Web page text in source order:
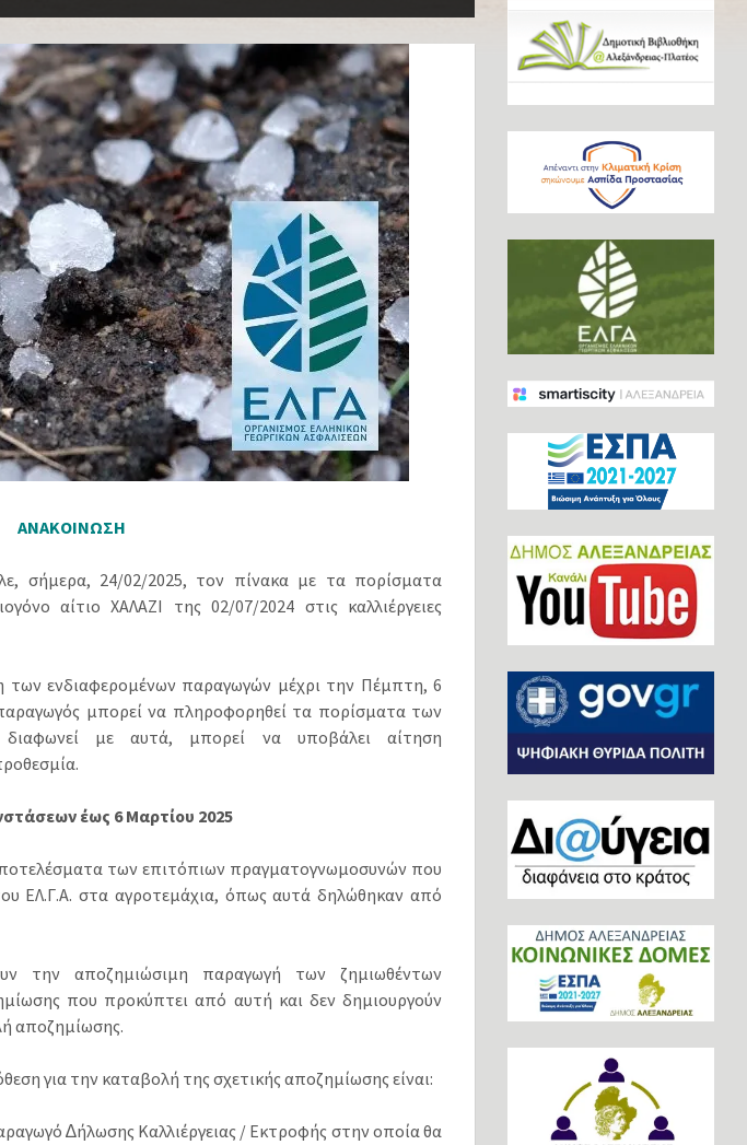
ΑΝΑΚΟΙΝΩΣΗ
σήµερα, 24/02/2025, τον πίνακα µε τα πορίσµατα
αίτιο ΧΑΛΑΖΙ της 02/07/2024 στις καλλιέργειες
των ενδιαφεροµένων παραγωγών µέχρι την Πέμπτη, 6
µπορεί να πληροφορηθεί τα πορίσµατα των
διαφωνεί µε αυτά, µπορεί να υποβάλει αίτηση
έως 6 Μαρτίου 2025
των επιτόπιων πραγµατογνωµοσυνών που
ΕΛ.Γ.Α. στα αγροτεµάχια, όπως αυτά δηλώθηκαν από
την αποζηµιώσιµη παραγωγή των ζηµιωθέντων
που προκύπτει από αυτή και δεν δηµιουργούν
αποζηµίωσης.
για την καταβολή της σχετικής αποζηµίωσης είναι:
∆ήλωσης Καλλιέργειας / Εκτροφής στην οποία θα